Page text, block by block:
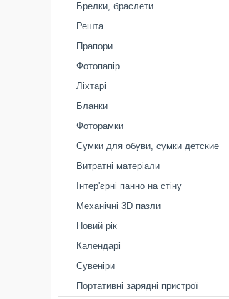
Брелки, браслети
Решта
Прапори
Фотопапір
Ліхтарі
Бланки
Фоторамки
Сумки для обуви, сумки детские
Витратні матеріали
Інтер'єрні панно на стіну
Механічні 3D пазли
Новий рік
Календарі
Сувеніри
Портативні зарядні пристрої